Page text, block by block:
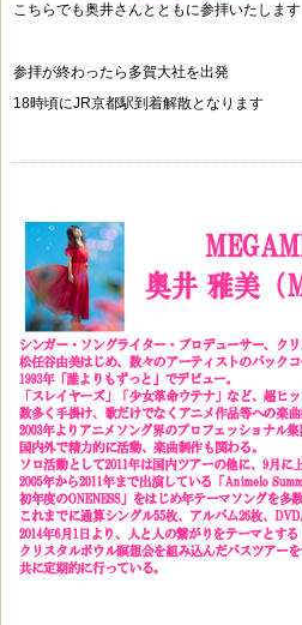
こちらでも奥井さんとともに参拝いたします
参拝が終わったら多賀大社を出発
18時頃にJR京都駅到着解散となります